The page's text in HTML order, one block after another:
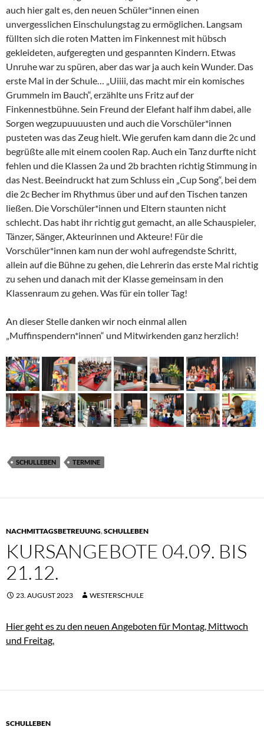
auch hier galt es, den neuen Schüler*innen einen
unvergesslichen Einschulungstag zu ermöglichen. Langsam
füllten sich die roten Matten im Finkennest mit hübsch
gekleideten, aufgeregten und gespannten Kindern. Etwas
Unruhe war zu spüren, aber das war ja auch kein Wunder. Das
erste Mal in der Schule… „Uiiii, das macht mir ein komisches
Grummeln im Bauch“, erzählte uns Fritz auf der
Finkennestbühne. Sein Freund der Elefant half ihm dabei, alle
Sorgen wegzupuuuusten und auch die Vorschüler*innen
pusteten was das Zeug hielt. Wie gerufen kam dann die 2c und
begrüßte alle mit einem coolen Rap. Auch ein Tanz durfte nicht
fehlen und die Klassen 2a und 2b brachten richtig Stimmung in
das Nest. Beeindruckt hat zum Schluss ein „Cup Song“, bei dem
die 2c Becher im Rhythmus über und auf den Tischen tanzen
ließen. Die Vorschüler*innen und Eltern staunten nicht
schlecht. Das habt ihr richtig gut gemacht, an alle Schauspieler,
Tänzer, Sänger, Akteurinnen und Akteure! Für die
Vorschüler*innen kam nun der wohl aufregendste Schritt,
allein auf die Bühne zu gehen, die Lehrerin das erste Mal richtig
zu sehen und danach mit der Klasse gemeinsam in den
Klassenraum zu gehen. Was für ein toller Tag!
An dieser Stelle danken wir noch einmal allen
„Muffinspendern*innen“ und Mitwirkenden ganz herzlich!
SCHULLEBEN TERMINE
NACHMITTAGSBETREUUNG,SCHULLEBEN
KURSANGEBOTE 04.09. BIS
21.12.
23. AUGUST 2023 WESTERSCHULE
Hier geht es zu den neuen Angeboten für Montag, Mittwoch
und Freitag.
SCHULLEBEN